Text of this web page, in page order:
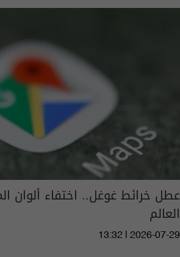
عطل خرائط غوغل.. اختفاء ألوان
العالم
13:32 | 2026-07-29